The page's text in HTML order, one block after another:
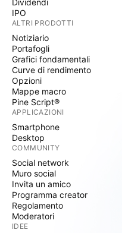
Dividendi
IPO
ALTRI PRODOTTI
Notiziario
Portafogli
Grafici fondamentali
Curve di rendimento
Opzioni
Mappe macro
Pine Script®
APPLICAZIONI
Smartphone
Desktop
COMMUNITY
Social network
Muro social
Invita un amico
Programma creator
Regolamento
Moderatori
IDEE